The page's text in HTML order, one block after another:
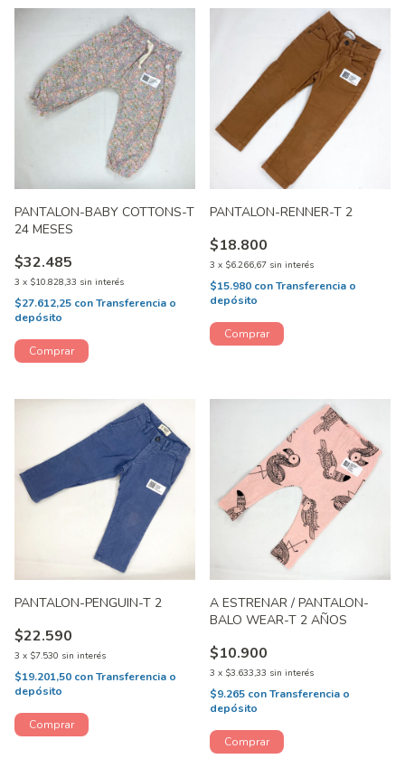
PANTALON-BABY COTTONS-T
24 MESES
$32.485
3 x $10.828,33 sin interés
$27.612,25 conTransferencia o
depósito
PANTALON-RENNER-T 2
$18.800
3 x $6.266,67 sin interés
$15.980 conTransferencia o
depósito
PANTALON-PENGUIN-T 2
$22.590
3 x $7.530 sin interés
$19.201,50 conTransferencia o
depósito
A ESTRENAR / PANTALON-
BALO WEAR-T 2 AÑOS
$10.900
3 x $3.633,33 sin interés
$9.265 conTransferencia o
depósito